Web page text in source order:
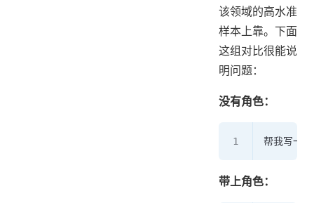
该领域的高水准
样本上靠。下面
这组对比很能说
明问题：
没有角色：
帮我写一
带上角色：